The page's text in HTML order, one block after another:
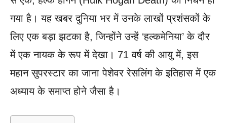
गया है। यह खबर दुनिया भर में उनके लाखों प्रशंसकों के
लिए एक बड़ा झटका है, जिन्होंने उन्हें ‘हल्कमेनिया’ के दौर
में एक नायक के रूप में देखा। 71 वर्ष की आयु में, इस
महान सुपरस्टार का जाना पेशेवर रेसलिंग के इतिहास में एक
अध्याय के समाप्त होने जैसा है।